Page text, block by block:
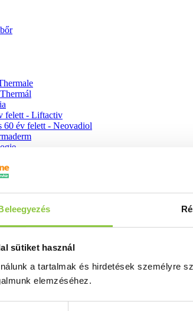
sütiket használ
a tartalmak és hirdetések személyre
elemzéséhez.
felett - Liftactiv
60 év felett - Neovadiol